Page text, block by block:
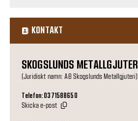
KONTAKT
SKOGSLUNDS METALLGJUTERI
(Juridiskt namn: AB Skogslunds Metallgjuteri)
Telefon: 0371588650
Skicka e-post